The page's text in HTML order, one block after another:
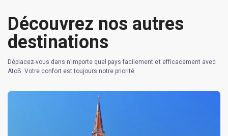
Découvrez nos autres
destinations
Déplacez-vous dans n’importe quel pays facilement et efficacement avec
AtoB. Votre confort est toujours notre priorité.